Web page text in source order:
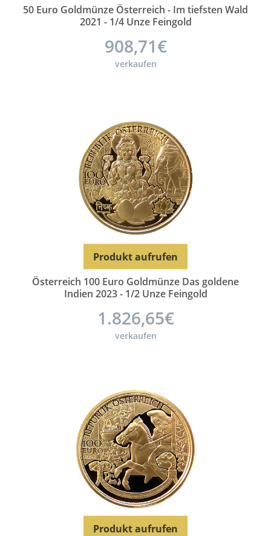
50 Euro Goldmünze Österreich - Im tiefsten Wald
2021 - 1/4 Unze Feingold
908,71€
verkaufen
Österreich 100 Euro Goldmünze Das goldene
Indien 2023 - 1/2 Unze Feingold
1.826,65€
verkaufen
Produkt aufrufen
Produkt aufrufen